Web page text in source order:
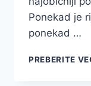
Ponekad je
ponekad …
PREBERITE